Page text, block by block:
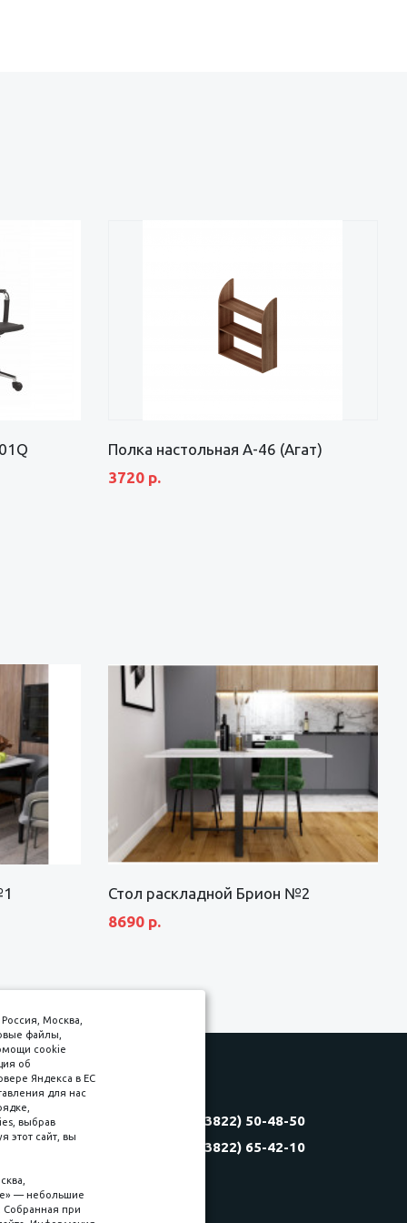
Полка настольная А-46 (Агат)
3720 р.
Стол раскладной Брион №2
8690 р.
6, стр. 16
60-70-30
22-77-68
8 (3822) 50-48-50
8 (3822) 65-42-10
Москва,
файлы,
cookie
об
Яндекса в ЕС
для нас
выбрав
этот сайт, вы
— небольшие
Собранная при